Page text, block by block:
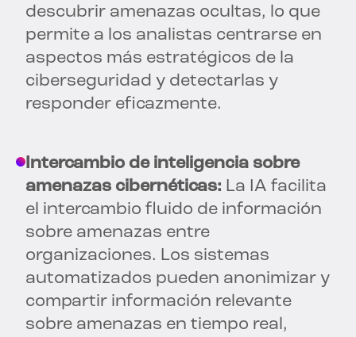
descubrir amenazas ocultas, lo que
permite a los analistas centrarse en
aspectos más estratégicos de la
ciberseguridad y detectarlas y
responder eficazmente.
Intercambio de inteligencia sobre
amenazas cibernéticas: La IA facilita
el intercambio fluido de información
sobre amenazas entre
organizaciones. Los sistemas
automatizados pueden anonimizar y
compartir información relevante
sobre amenazas en tiempo real,